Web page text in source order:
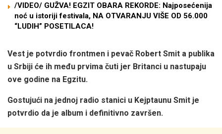
/VIDEO/ GUŽVA! EGZIT OBARA REKORDE: Najposećenija
noć u istoriji festivala, NA OTVARANJU VIŠE OD 56.000
“LUDIH” POSETILACA!
Vest je potvrdio frontmen i pevač Robert Smit a publika
u Srbiji će ih među prvima čuti jer Britanci u nastupaju
ove godine na Egzitu.
Gostujući na jednoj radio stanici u Kejptaunu Smit je
potvrdio da je album i definitivno završen.